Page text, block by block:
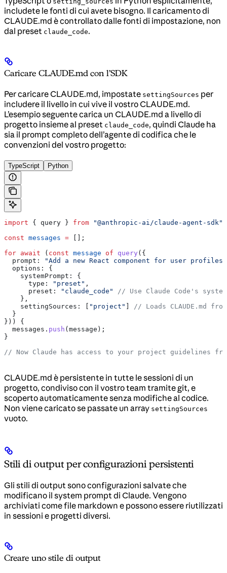
includete le fonti di cui avete bisogno. Il caricamento di
CLAUDE.md è controllato dalle fonti di impostazione, non
dal preset claude_code.
Caricare CLAUDE.md con l’SDK
Per caricare CLAUDE.md, impostate settingSources per
includere il livello in cui vive il vostro CLAUDE.md.
L’esempio seguente carica un CLAUDE.md a livello di
progetto insieme al preset claude_code, quindi Claude ha
sia il prompt completo dell’agente di codifica che le
convenzioni del vostro progetto:
TypeScript Python
import { query } from "@anthropic-ai/claude-agent-sdk"
const messages = [];
for await ( const message of query ({
  prompt:
"Add a new React component for user profiles"
  options:
{
    systemPrompt:
{
      type:
"preset" ,
      preset:
"claude_code"
// Use Claude Code's
    },
    settingSources:
"project"
// Loads CLAUDE.md
  }
})) {
  messages
. push ( message );
}
// Now Claude has access to your project guidelines from
CLAUDE.md è persistente in tutte le sessioni di un
progetto, condiviso con il vostro team tramite git, e
scoperto automaticamente senza modifiche al codice.
Non viene caricato se passate un array settingSources
vuoto.
Stili di output per configurazioni persistenti
Gli stili di output sono configurazioni salvate che
modificano il system prompt di Claude. Vengono
archiviati come file markdown e possono essere riutilizzati
in sessioni e progetti diversi.
Creare uno stile di output